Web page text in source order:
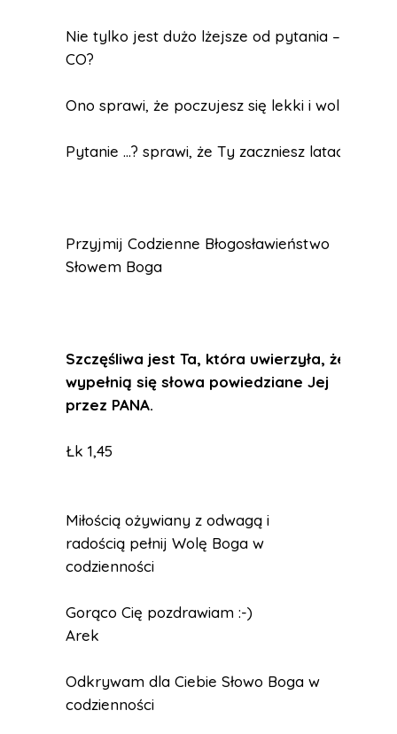
Nie tylko jest dużo lżejsze od pytania –
CO?
Ono sprawi, że poczujesz się lekki i wolny.
Pytanie …? sprawi, że Ty zaczniesz latać.
Przyjmij Codzienne Błogosławieństwo
Słowem Boga
Szczęśliwa jest Ta, która uwierzyła, że
wypełnią się słowa powiedziane Jej
przez PANA.
Łk 1,45
Miłością ożywiany z odwagą i
radością pełnij Wolę Boga w
codzienności
Gorąco Cię pozdrawiam :-)
Arek
Odkrywam dla Ciebie Słowo Boga w
codzienności